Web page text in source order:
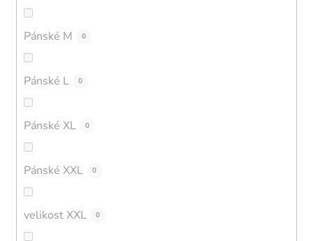
Pánské M 0
Pánské L 0
Pánské XL 0
Pánské XXL 0
velikost XXL 0